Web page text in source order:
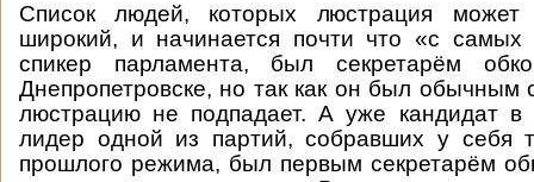
Список людей, которых люстрация может
широкий, и начинается почти что «с самых
спикер парламента, был секретарём
Днепропетровске, но так как он был обычным
люстрацию не подпадает. А уже кандидат в
лидер одной из партий, собравших у себя
прошлого режима, был первым секретарём